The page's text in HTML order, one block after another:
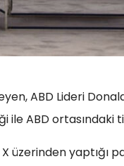
ABD Lideri
ile ABD ortasındaki
yaptığı